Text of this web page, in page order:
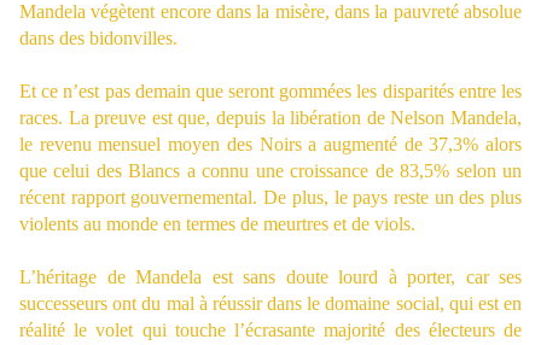
Mandela végètent encore dans la misère, dans la pauvreté absolue
dans des bidonvilles.
Et ce n’est pas demain que seront gommées les disparités entre les
races. La preuve est que, depuis la libération de Nelson Mandela,
le revenu mensuel moyen des Noirs a augmenté de 37,3% alors
que celui des Blancs a connu une croissance de 83,5% selon un
récent rapport gouvernemental. De plus, le pays reste un des plus
violents au monde en termes de meurtres et de viols.
L’héritage de Mandela est sans doute lourd à porter, car ses
successeurs ont du mal à réussir dans le domaine social, qui est en
réalité le volet qui touche l’écrasante majorité des électeurs de